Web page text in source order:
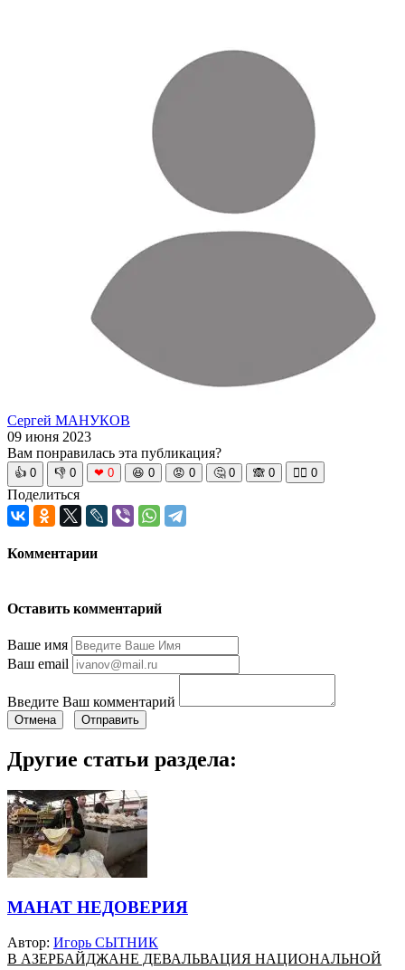
Сергей МАНУКОВ
09 июня 2023
Вам понравилась эта публикация?
👍 0 👎 0 ❤ 0 😆 0 😡 0 🤔 0 🙈 0 🧘‍♀️ 0
Поделиться
Комментарии
Оставить комментарий
Ваше имя
Ваш email
Введите Ваш комментарий
Отмена Отправить
Другие статьи раздела:
МАНАТ НЕДОВЕРИЯ
Автор: Игорь СЫТНИК
В АЗЕРБАЙДЖАНЕ ДЕВАЛЬВАЦИЯ НАЦИОНАЛЬНОЙ